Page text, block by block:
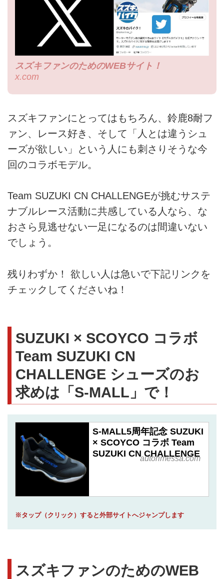
スズキファンのためのWEBサイト！
x.com
スズキファンにとってはもちろん、鈴鹿8耐フ
ァン、レース好き、そして「人とは違うシュ
ーズが欲しい」という人にも刺さりそうな今
回のコラボモデル。
Team SUZUKI CN CHALLENGEが挑むサステ
ナブルレース活動に共感している人なら、な
おさら見逃せない一足になるのは間違いない
でしょう。
残りわずか！ 欲しい人は急いで下記リンクを
チェックしてくださいね！
SUZUKI × SCOYCO コラボ
Team SUZUKI CN
CHALLENGE シューズのお
求めは「S-MALL」で！
S-MALL5周年記念 SUZUKI
× SCOYCO コラボ Team
SUZUKI CN CHALLENGE
autorimessa.com
※タップ（クリック）すると外部サイトへジャンプします
スズキファンのためのWEB